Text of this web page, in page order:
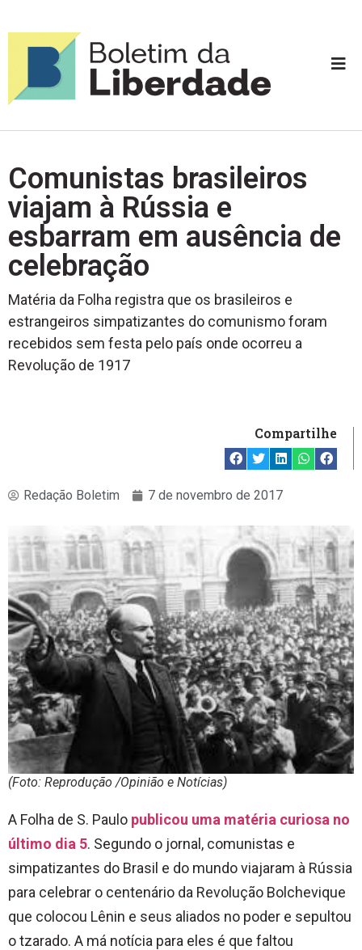
Comunistas brasileiros
viajam à Rússia e
esbarram em ausência de
celebração
Matéria da Folha registra que os brasileiros e
estrangeiros simpatizantes do comunismo foram
recebidos sem festa pelo país onde ocorreu a
Revolução de 1917
Compartilhe
Redação Boletim 7 de novembro de 2017
(Foto: Reprodução /Opinião e Notícias)
A Folha de S. Paulo publicou uma matéria curiosa no
último dia 5. Segundo o jornal, comunistas e
simpatizantes do Brasil e do mundo viajaram à Rússia
para celebrar o centenário da Revolução Bolchevique
que colocou Lênin e seus aliados no poder e sepultou
o tzarado. A má notícia para eles é que faltou